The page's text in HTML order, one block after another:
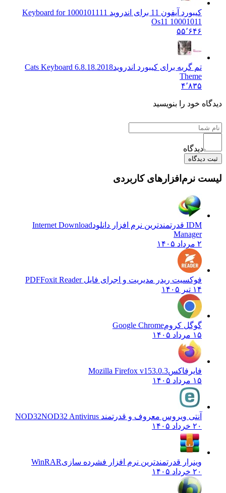
کیبورد آیفون 11 برای اندروید 10001011
11 Keyboard for
Os11 10001011
۵۵٬۶۴۶
تم گربه برای کیبورد اندروید
6.8.18.2018 Cats Keyboard
Theme
۴٬۸۳۵
دیدگاه خود را بنویسید
دیدگاه
ثبت دیدگاه
لیست نرم‌افزارهای کاربردی
IDM قدرتمندترین نرم افزار دانلود
Internet Download
Manager
۲ مرداد ۱۴۰۵
فوکسیت ریدر مدیریت و اجرای فایل PDFFoxit Reader
۱۴ تیر ۱۴۰۵
گوگل کرومGoogle Chrome
۱۵ مرداد ۱۴۰۵
فایرفاکسMozilla Firefox v153.0.3
۱۵ مرداد ۱۴۰۵
آنتی ویروس معروف و قدرتمند NOD32 NOD32 Antivirus
۲۰ خرداد ۱۴۰۵
وینرار قدرتمندترین نرم افزار فشرده سازیWinRAR
۲۰ خرداد ۱۴۰۵